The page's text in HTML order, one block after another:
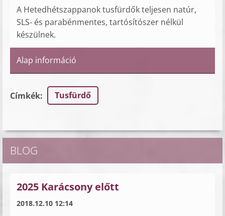
A Hetedhétszappanok tusfürdők teljesen natúr,
SLS- és parabénmentes, tartósítószer nélkül
készülnek.
Alap információ
Címkék: Tusfürdő
BLOG
2025 Karácsony előtt
2018.12.10 12:14